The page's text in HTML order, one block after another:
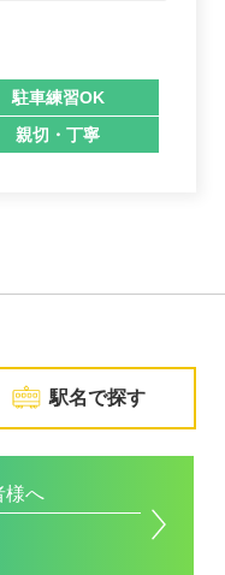
駐車練習OK
親切・丁寧
駅名で探す
様へ